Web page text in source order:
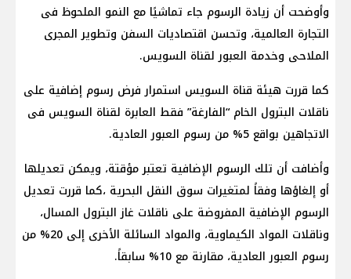
وأوضحت أن زيادة الرسوم جاء تماشيًا مع النمو الملحوظ فى
التجارة العالمية، وتحسن اقتصاديات السفن وتطوير المجرى
الملاحى وخدمة العبور لقناة السويس.
كما قررت هيئة قناة السويس استمرار فرض رسوم إضافية على
ناقلات البترول الخام “الفارغة” فقط العابرة لقناة السويس فى
الاتجاهين بواقع 5% من رسوم العبور العادية.
وأضافت أن تلك الرسوم الإضافية تعتبر مؤقتة، ويمكن تعديلها
أو إلغاؤها وفقاً لمتغيرات سوق النقل البحرية ،كما قررت تعديل
الرسوم الإضافية المفروضة على ناقلات غاز البترول المسال،
وناقلات المواد الكيماوية، والمواد السائلة الأخرى إلى 20% من
رسوم العبور العادية، مقارنة مع 10% سابقاً.